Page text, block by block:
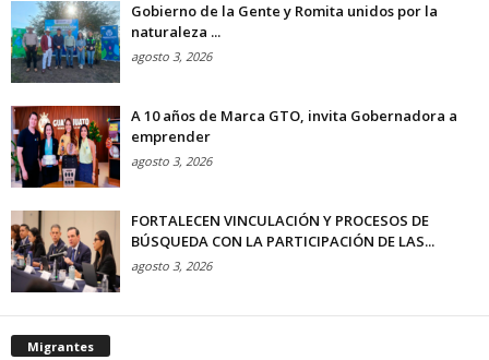
Gobierno de la Gente y Romita unidos por la
naturaleza ...
agosto 3, 2026
A 10 años de Marca GTO, invita Gobernadora a
emprender
agosto 3, 2026
FORTALECEN VINCULACIÓN Y PROCESOS DE
BÚSQUEDA CON LA PARTICIPACIÓN DE LAS...
agosto 3, 2026
Migrantes